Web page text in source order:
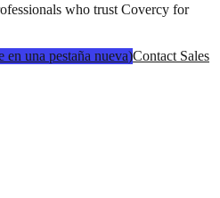
who trust Covercy for
en una pestaña nueva)Contact Sales